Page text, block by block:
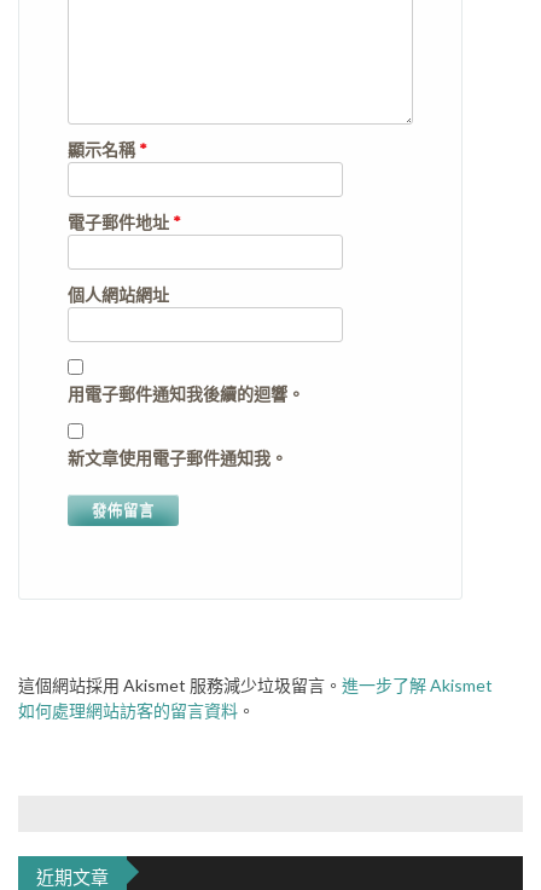
顯示名稱*
電子郵件地址 *
個人網站網址
用電子郵件通知我後續的迴響。
新文章使用電子郵件通知我。
這個網站採用 Akismet 服務減少垃圾留言。 進一步了解 Akismet
如何處理網站訪客的留言資料 。
近期文章